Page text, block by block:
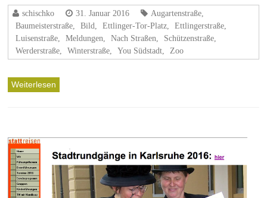
schischko 31. Januar 2016 Augartenstraße
Baumeisterstraße
Bild Ettlinger-Tor-Platz Ettlingerstraße
Luisenstraße
Meldungen Nach Straßen Schützenstraße
Werderstraße
Winterstraße You Südstadt Zoo
Weiterlesen